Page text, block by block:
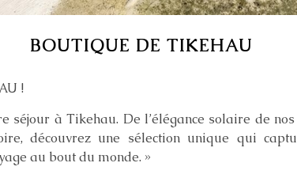
BOUTIQUE DE TIKEHAU
!
séjour à Tikehau. De l’élégance solaire de
découvrez une sélection unique qui
au bout du monde. »